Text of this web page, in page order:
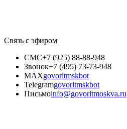
Связь с эфиром
СМС+7 (925) 88-88-948
Звонок+7 (495) 73-73-948
MAXgovoritmskbot
Telegramgovoritmskbot
Письмоinfo@govoritmoskva.ru